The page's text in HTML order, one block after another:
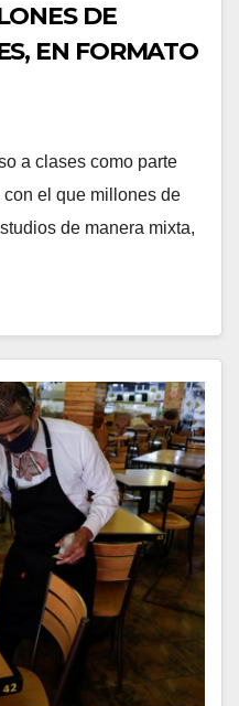
DE
EN FORMATO
a clases como parte
el que millones de
de manera mixta,